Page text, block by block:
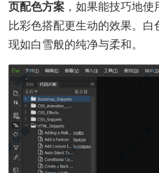
页配色方案 ，如果能技巧地
比彩色搭配更生动的效果。
现如白雪般的纯净与柔和。